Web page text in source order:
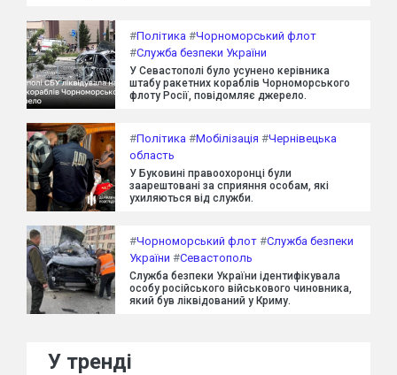
#Політика #Чорноморський флот
#Служба безпеки України
У Севастополі було усунено керівника
штабу ракетних кораблів Чорноморського
флоту Росії, повідомляє джерело.
#Політика #Мобілізація #Чернівецька
область
У Буковині правоохоронці були
заарештовані за сприяння особам, які
ухиляються від служби.
#Чорноморський флот #Служба безпеки
України #Севастополь
Служба безпеки України ідентифікувала
особу російського військового чиновника,
який був ліквідований у Криму.
У тренді